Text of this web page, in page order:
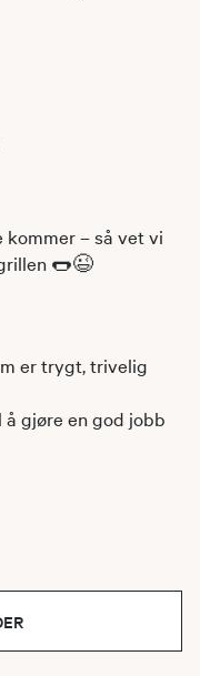
kommer – så vet vi
🌭😉
er trygt, trivelig
gjøre en god jobb